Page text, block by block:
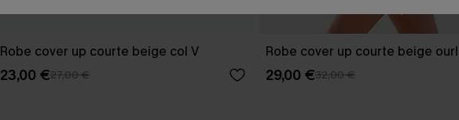
Robe cover up courte beige col V
23,00 €27,00 €
Robe cover up courte beige
29,00 €32,00 €